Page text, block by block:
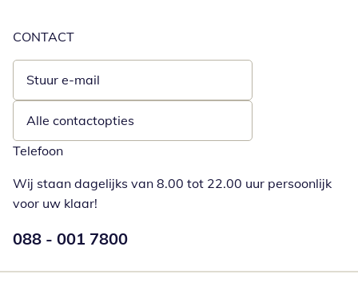
CONTACT
Stuur e-mail
Opent e-mailclient
Alle contactopties
Telefoon
Wij staan dagelijks van 8.00 tot 22.00 uur persoonlijk
voor uw klaar!
Telefoonnummer:
088 - 001 7800